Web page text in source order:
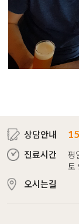
상담안내
진료시간
평
토
오시는길